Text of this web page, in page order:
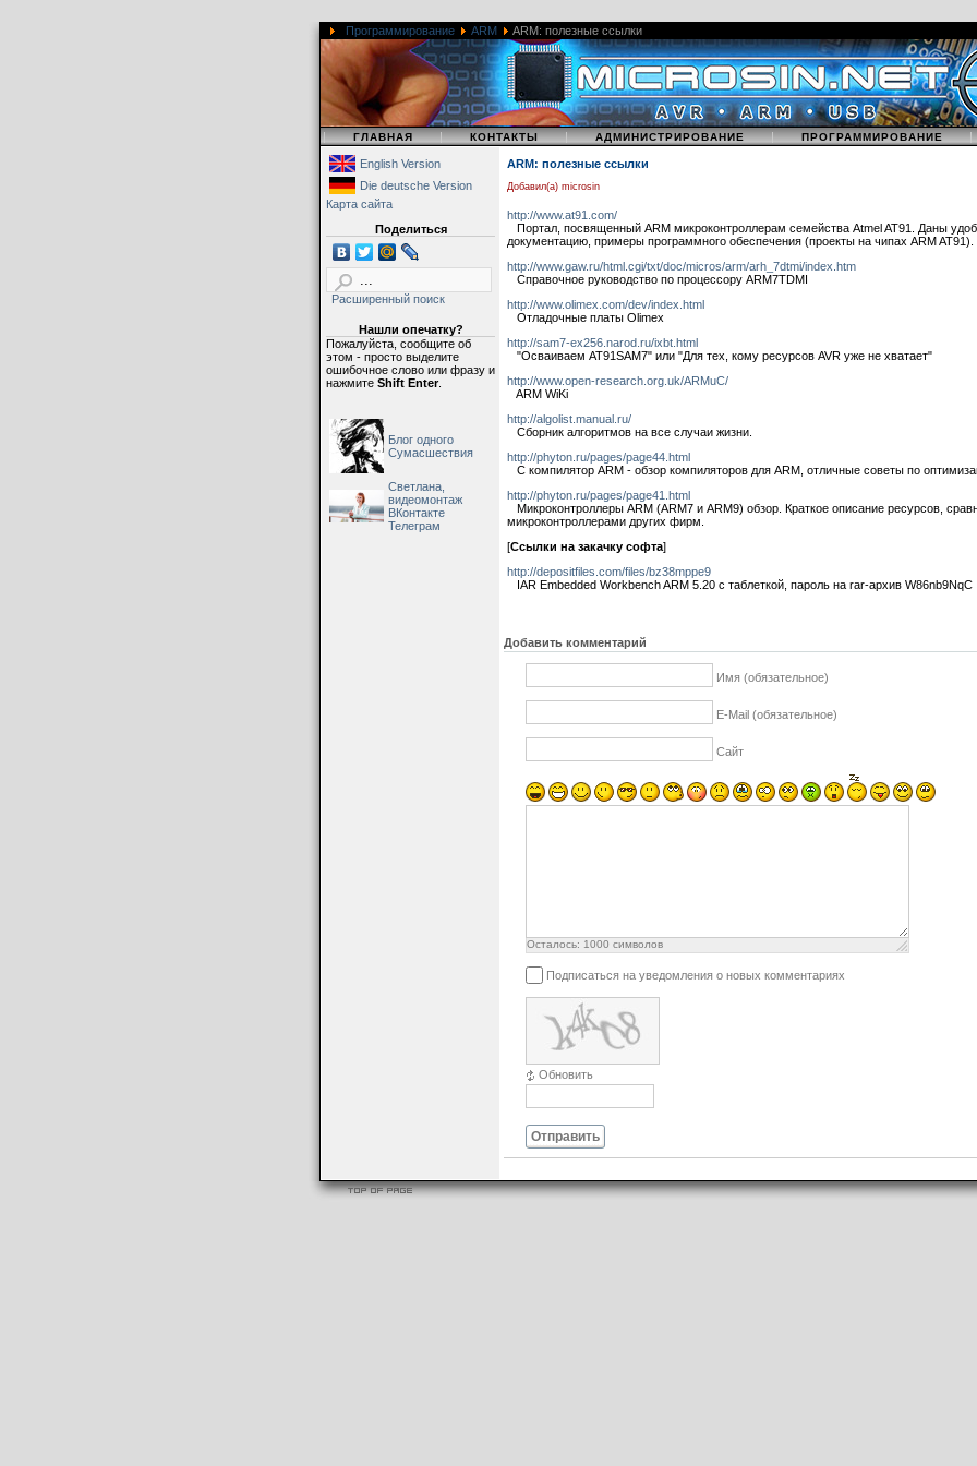
Программирование ARM ARM: полезные ссылки
| ГЛАВНАЯ | КОНТАКТЫ | АДМИНИСТРИРОВАНИЕ | ПРОГРАММИРОВАНИЕ |
English Version
Die deutsche Version
Карта сайта
Поделиться
Расширенный поиск
Нашли опечатку?
Пожалуйста, сообщите об
этом - просто выделите
ошибочное слово или фразу и
нажмите Shift Enter.
Блог одного
Сумасшествия
Светлана,
видеомонтаж
ВКонтакте
Телеграм
ARM: полезные ссылки
Добавил(а) microsin
http://www.at91.com/
Портал, посвященный ARM микроконтроллерам семейства Atmel AT91. Даны
документацию, примеры программного обеспечения (проекты на чипах ARM AT91).
http://www.gaw.ru/html.cgi/txt/doc/micros/arm/arh_7dtmi/index.htm
Справочное руководство по процессору ARM7TDMI
http://www.olimex.com/dev/index.html
Отладочные платы Olimex
http://sam7-ex256.narod.ru/ixbt.html
"Осваиваем AT91SAM7" или "Для тех, кому ресурсов AVR уже не хватает"
http://www.open-research.org.uk/ARMuC/
ARM WiKi
http://algolist.manual.ru/
Сборник алгоритмов на все случаи жизни.
http://phyton.ru/pages/page44.html
C компилятор ARM - обзор компиляторов для ARM, отличные советы по
http://phyton.ru/pages/page41.html
Микроконтроллеры ARM (ARM7 и ARM9) обзор. Краткое описание ресурсов,
микроконтроллерами других фирм.
[Ссылки на закачку софта]
http://depositfiles.com/files/bz38mppe9
IAR Embedded Workbench ARM 5.20 с таблеткой, пароль на rar-архив W86nb9NqC
Добавить комментарий
Имя (обязательное)
E-Mail (обязательное)
Сайт
Осталось: 1000 символов
Подписаться на уведомления о новых комментариях
Обновить
Отправить